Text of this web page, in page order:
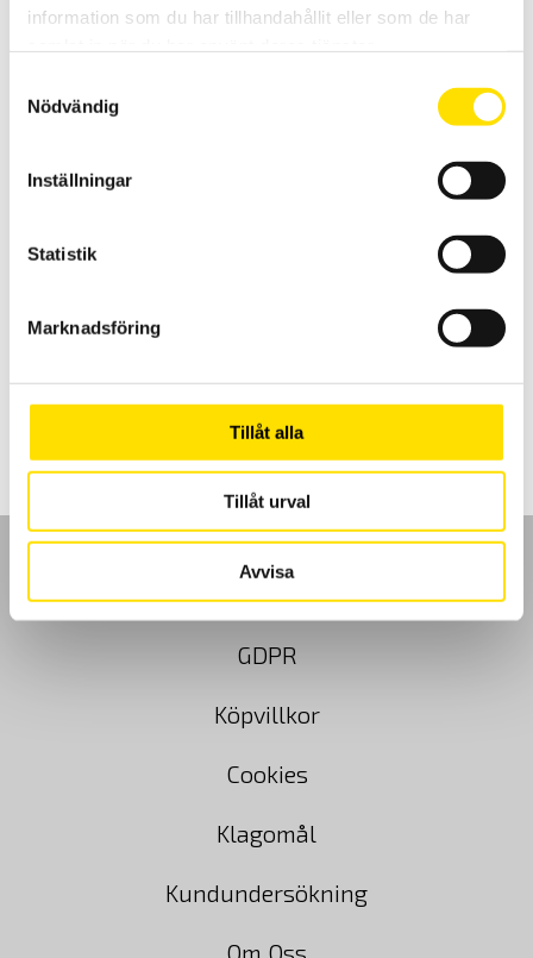
information som du har tillhandahållit eller som de har
Nödvändig
Inställningar
Statistik
Marknadsföring
Tillåt alla
Tillåt urval
Avvisa
Skyddsbur SICAB för säker provning. Anpassade för ATS400-serien
GDPR
Köpvillkor
Cookies
Klagomål
Kundundersökning
Om Oss